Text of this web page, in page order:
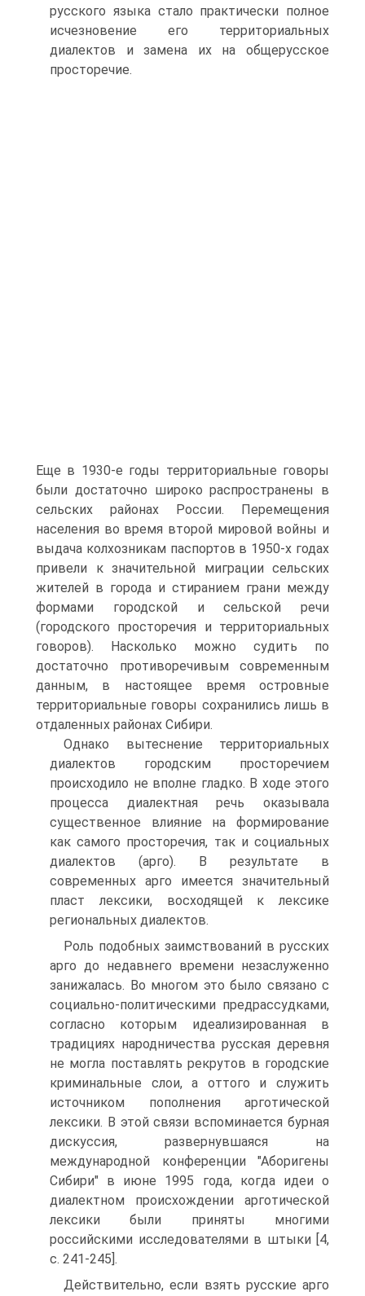
русского языка стало практически полное
исчезновение его территориальных
диалектов и замена их на общерусское
просторечие.
Еще в 1930-е годы территориальные говоры
были достаточно широко распространены в
сельских районах России. Перемещения
населения во время второй мировой войны и
выдача колхозникам паспортов в 1950-х годах
привели к значительной миграции сельских
жителей в города и стиранием грани между
формами городской и сельской речи
(городского просторечия и территориальных
говоров). Насколько можно судить по
достаточно противоречивым современным
данным, в настоящее время островные
территориальные говоры сохранились лишь в
отдаленных районах Сибири.
Однако вытеснение территориальных
диалектов городским просторечием
происходило не вполне гладко. В ходе этого
процесса диалектная речь оказывала
существенное влияние на формирование
как самого просторечия, так и социальных
диалектов (арго). В результате в
современных арго имеется значительный
пласт лексики, восходящей к лексике
региональных диалектов.
Роль подобных заимствований в русских
арго до недавнего времени незаслуженно
занижалась. Во многом это было связано с
социально-политическими предрассудками,
согласно которым идеализированная в
традициях народничества русская деревня
не могла поставлять рекрутов в городские
криминальные слои, а оттого и служить
источником пополнения арготической
лексики. В этой связи вспоминается бурная
дискуссия, развернувшаяся на
международной конференции "Аборигены
Сибири" в июне 1995 года, когда идеи о
диалектном происхождении арготической
лексики были приняты многими
российскими исследователями в штыки [4,
с. 241-245].
Действительно, если взять русские арго